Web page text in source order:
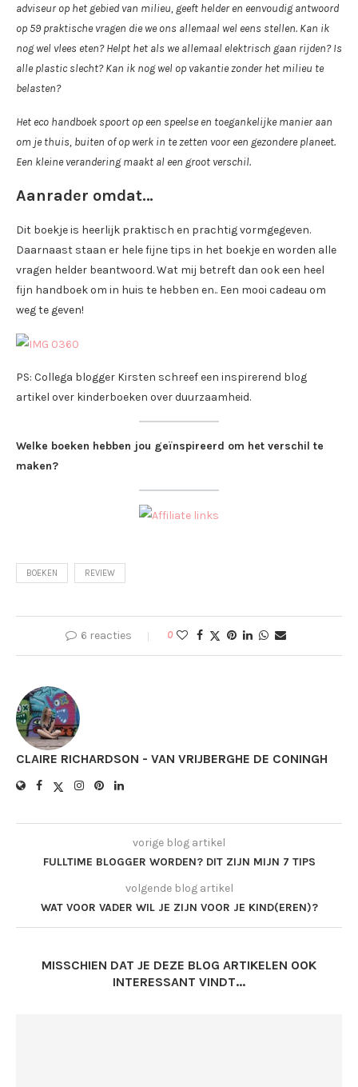
adviseur op het gebied van milieu, geeft helder en eenvoudig antwoord
op 59 praktische vragen die we ons allemaal wel eens stellen. Kan ik
nog wel vlees eten? Helpt het als we allemaal elektrisch gaan rijden? Is
alle plastic slecht? Kan ik nog wel op vakantie zonder het milieu te
belasten?
Het eco handboek spoort op een speelse en toegankelijke manier aan
om je thuis, buiten of op werk in te zetten voor een gezondere planeet.
Een kleine verandering maakt al een groot verschil.
Aanrader omdat…
Dit boekje is heerlijk praktisch en prachtig vormgegeven.
Daarnaast staan er hele fijne tips in het boekje en worden alle
vragen helder beantwoord. Wat mij betreft dan ook een heel
fijn handboek om in huis te hebben en.. Een mooi cadeau om
weg te geven!
PS: Collega blogger Kirsten schreef een inspirerend blog
artikel over kinderboeken over duurzaamheid.
Welke boeken hebben jou geïnspireerd om het verschil te
maken?
BOEKEN REVIEW
6 reacties 0
CLAIRE RICHARDSON - VAN VRIJBERGHE DE CONINGH
vorige blog artikel
FULLTIME BLOGGER WORDEN? DIT ZIJN MIJN 7 TIPS
volgende blog artikel
WAT VOOR VADER WIL JE ZIJN VOOR JE KIND(EREN)?
MISSCHIEN DAT JE DEZE BLOG ARTIKELEN OOK
INTERESSANT VINDT...